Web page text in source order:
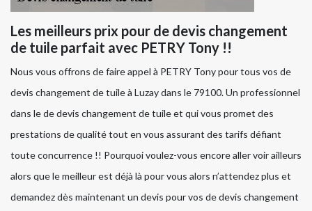
Les meilleurs prix pour de devis changement
de tuile parfait avec PETRY Tony !!
Nous vous offrons de faire appel à PETRY Tony pour tous vos de
devis changement de tuile à Luzay dans le 79100. Un professionnel
dans le de devis changement de tuile et qui vous promet des
prestations de qualité tout en vous assurant des tarifs défiant
toute concurrence !! Pourquoi voulez-vous encore aller voir ailleurs
alors que le meilleur est déjà là pour vous alors n’attendez plus et
demandez dès maintenant un devis pour vos de devis changement